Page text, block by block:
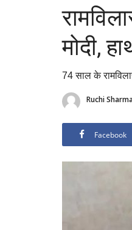
मोदी,
74 साल के
Ruchi
Facebook